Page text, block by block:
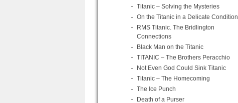
Titanic – Solving the Mysteries
On the Titanic in a Delicate Condition
RMS Titanic. The Bridlington
Connections
Black Man on the Titanic
TITANIC – The Brothers Peracchio
Not Even God Could Sink Titanic
Titanic – The Homecoming
The Ice Punch
Death of a Purser